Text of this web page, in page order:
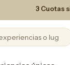
3 Cuotas